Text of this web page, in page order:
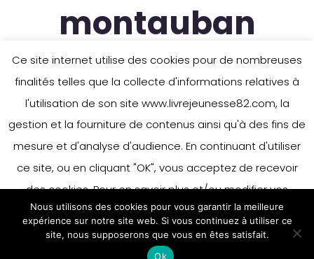
montauban
Ce site internet utilise des cookies pour de nombreuses
finalités telles que la collecte d'informations relatives à
l'utilisation de son site www.livrejeunesse82.com, la
gestion et la fourniture de contenus ainsi qu'à des fins de
mesure et d'analyse d'audience. En continuant d'utiliser
ce site, ou en cliquant "OK", vous acceptez de recevoir
des cookies. Pour en savoir plus et/ou modifier vos
préférences en matière de cookies, merci de vous référer
à notre politique sur les cookies.
Accepter
Nous utilisons des cookies pour vous garantir la meilleure
expérience sur notre site web. Si vous continuez à utiliser ce
site, nous supposerons que vous en êtes satisfait.
Ok